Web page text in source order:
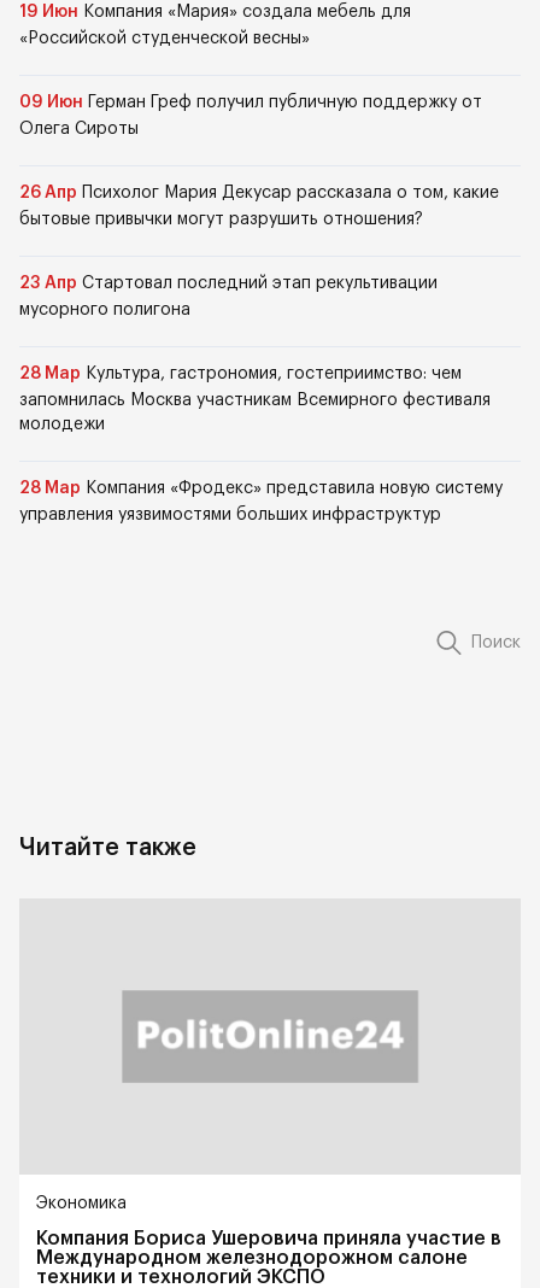
19 Июн Компания «Мария» создала мебель для
«Российской студенческой весны»
09 Июн
Герман Греф получил публичную поддержку от
Олега Сироты
26 Апр
Психолог Мария Декусар рассказала о том, какие
бытовые привычки могут разрушить отношения?
23 Апр Стартовал последний этап рекультивации
мусорного полигона
28 Мар Культура, гастрономия, гостеприимство: чем
запомнилась Москва участникам Всемирного фестиваля
молодежи
28 Мар Компания «Фродекс» представила новую систему
управления уязвимостями больших инфраструктур
Поиск
Читайте также
Экономика
Компания Бориса Ушеровича приняла участие в
Международном железнодорожном салоне
техники и технологий ЭКСПО